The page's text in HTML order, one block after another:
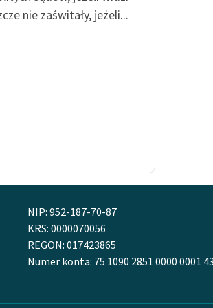
nie zaświtały, jeżeli...
NIP: 952-187-70-87
KRS: 0000070056
REGON: 017423865
Numer konta: 75 1090 2851 0000 0001